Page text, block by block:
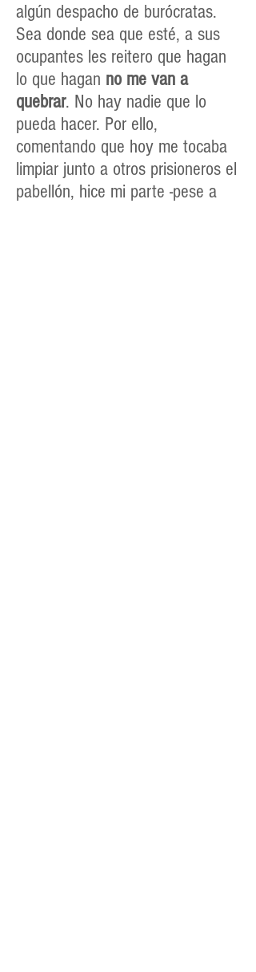
algún despacho de burócratas.
Sea donde sea que esté, a sus
ocupantes les reitero que hagan
lo que hagan no me van a
quebrar. No hay nadie que lo
pueda hacer. Por ello,
comentando que hoy me tocaba
limpiar junto a otros prisioneros el
pabellón, hice mi parte -pese a